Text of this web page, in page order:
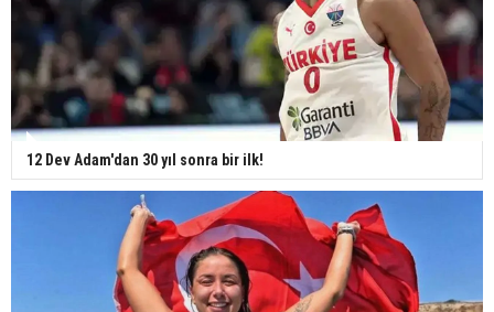
12 Dev Adam'dan 30 yıl sonra bir ilk!